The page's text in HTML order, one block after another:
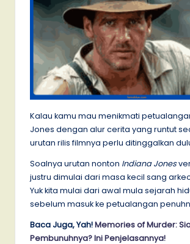
Kalau kamu mau menikmati
Jones dengan alur cerita yang runtut
urutan rilis filmnya perlu ditinggalkan
Soalnya urutan nonton Indiana Jones
justru dimulai dari masa kecil sang
Yuk kita mulai dari awal mula sejarah
sebelum masuk ke petualangan
Baca Juga, Yah!Memories of Murder:
Pembunuhnya? Ini Penjelasannya!